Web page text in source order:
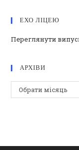
ЕХО ЛІЦЕЮ
Переглянути
АРХІВИ
Архіви
Обрати місяць